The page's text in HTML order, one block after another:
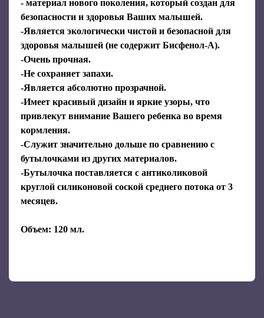
- материал нового поколения, который создан для
безопасности и здоровья Ваших малышей.
-Является экологически чистой и безопасной для
здоровья малышей (не содержит Бисфенол-А).
-Очень прочная.
-Не сохраняет запахи.
-Является абсолютно прозрачной.
-Имеет красивый дизайн и яркие узоры, что
привлекут внимание Вашего ребенка во время
кормления.
-Служит значительно дольше по сравнению с
бутылочками из других материалов.
-Бутылочка поставляется с антиколиковой
круглой силиконовой соской среднего потока от 3
месяцев.
Объем: 120 мл.